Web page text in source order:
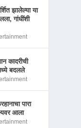
झालेल्या या
गांधींशी
कादरीची
बदलले
पारा
आला